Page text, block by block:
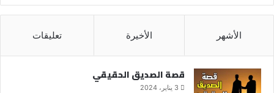
الأشهر الأخيرة تعليقات
قصة الصديق الحقيقي
3 يناير، 2024